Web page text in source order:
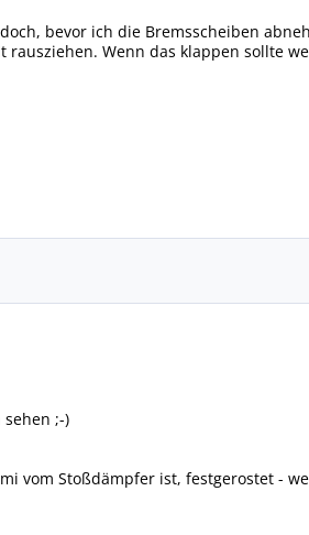
bevor ich die Bremsscheiben
Wenn das klappen sollte
;-)
vom Stoßdämpfer ist, festgerostet -